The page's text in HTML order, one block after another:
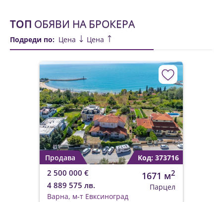
ТОП ОБЯВИ НА БРОКЕРА
Подреди по: Цена Цена
Продава Код: 373716
2 500 000 €
4 889 575 лв.
1671 м2
Парцел
Варна, м-т Евксиноград